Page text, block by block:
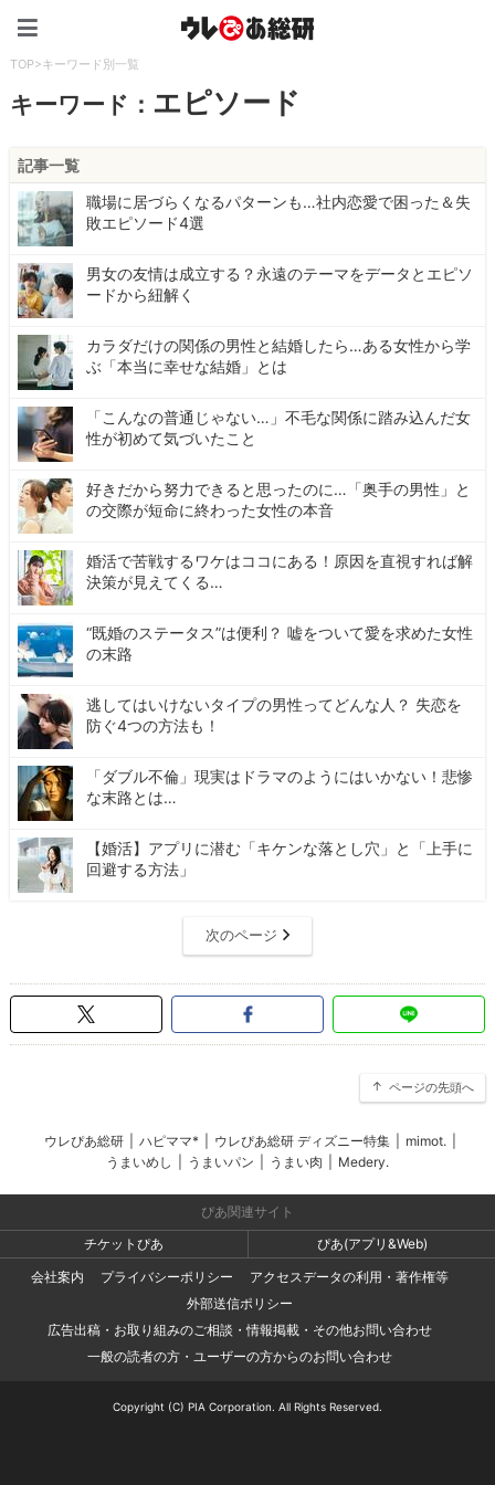
TOP>キーワード別一覧
キーワード： エピソード
記事一覧
職場に居づらくなるパターンも…社内恋愛で困った＆失
敗エピソード4選
男女の友情は成立する？永遠のテーマをデータとエピソ
ードから紐解く
カラダだけの関係の男性と結婚したら…ある女性から学
ぶ「本当に幸せな結婚」とは
「こんなの普通じゃない…」不毛な関係に踏み込んだ女
性が初めて気づいたこと
好きだから努力できると思ったのに…「奥手の男性」と
の交際が短命に終わった女性の本音
婚活で苦戦するワケはココにある！原因を直視すれば解
決策が見えてくる…
“既婚のステータス”は便利？ 嘘をついて愛を求めた女性
の末路
逃してはいけないタイプの男性ってどんな人？ 失恋を
防ぐ4つの方法も！
「ダブル不倫」現実はドラマのようにはいかない！悲惨
な末路とは…
【婚活】アプリに潜む「キケンな落とし穴」と「上手に
回避する方法」
次のページ
ページの先頭へ
ウレぴあ総研 ハピママ* ウレぴあ総研 ディズニー特集 mimot.
うまいめし
うまいパン うまい肉 Medery.
ぴあ関連サイト
チケットぴあ
ぴあ(アプリ&Web)
会社案内
プライバシーポリシー
アクセスデータの利用・著作権等
外部送信ポリシー
広告出稿・お取り組みのご相談・情報掲載・その他お問い合わせ
一般の読者の方・ユーザーの方からのお問い合わせ
Copyright (C) PIA Corporation. All Rights Reserved.